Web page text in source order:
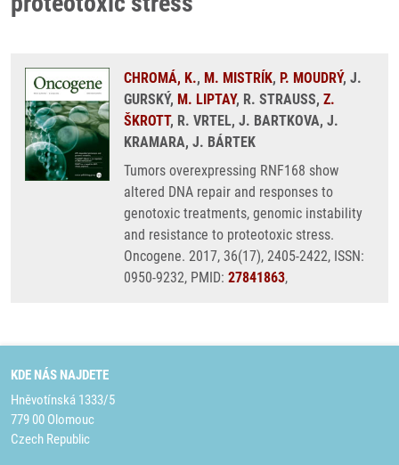
CHROMÁ, K., M. MISTRÍK, P. MOUDRÝ, J.
GURSKÝ, M. LIPTAY, R. STRAUSS, Z.
ŠKROTT, R. VRTEL, J. BARTKOVA, J.
KRAMARA, J. BÁRTEK
Tumors overexpressing RNF168 show
altered DNA repair and responses to
genotoxic treatments, genomic instability
and resistance to proteotoxic stress.
Oncogene. 2017, 36(17), 2405-2422, ISSN:
0950-9232, PMID: 27841863,
KDE NÁS NAJDETE
Hněvotínská 1333/5
779 00 Olomouc
Czech Republic